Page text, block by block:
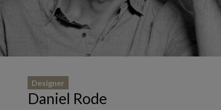
Daniel Rode
Designer